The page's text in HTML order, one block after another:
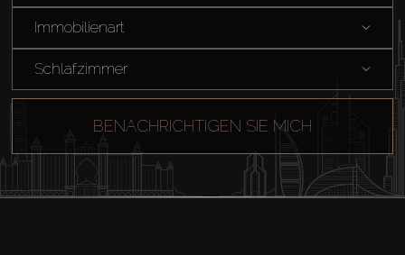
Immobilienart
Schlafzimmer
BENACHRICHTIGEN SIE MICH